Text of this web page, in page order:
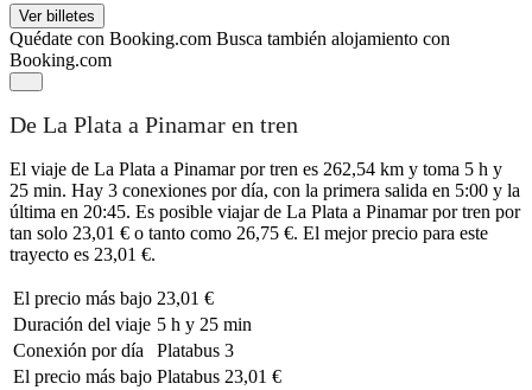
Ver billetes
Quédate con Booking.com Busca también alojamiento con
Booking.com
De La Plata a Pinamar en tren
El viaje de La Plata a Pinamar por tren es 262,54 km y toma 5 h y
25 min. Hay 3 conexiones por día, con la primera salida en 5:00 y la
última en 20:45. Es posible viajar de La Plata a Pinamar por tren por
tan solo 23,01 € o tanto como 26,75 €. El mejor precio para este
trayecto es 23,01 €.
El precio más bajo 23,01 €
Duración del viaje 5 h y 25 min
Conexión por día
Platabus 3
El precio más bajo Platabus 23,01 €